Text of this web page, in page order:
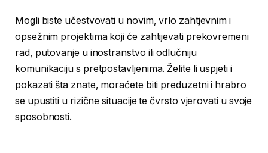
Mogli biste učestvovati u novim, vrlo zahtjevnim i
opsežnim projektima koji će zahtijevati prekovremeni
rad, putovanje u inostranstvo ili odlučniju
komunikaciju s pretpostavljenima. Želite li uspjeti i
pokazati šta znate, moraćete biti preduzetni i hrabro
se upustiti u rizične situacije te čvrsto vjerovati u svoje
sposobnosti.